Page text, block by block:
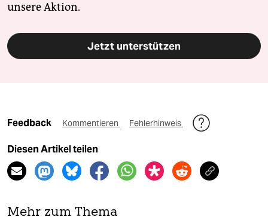
unsere Aktion.
Jetzt unterstützen
Feedback Kommentieren Fehlerhinweis
Diesen Artikel teilen
Mehr zum Thema